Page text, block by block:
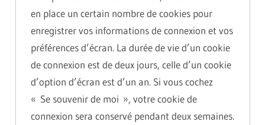
en place un certain nombre de cookies pour
enregistrer vos informations de connexion et vos
préférences d’écran. La durée de vie d’un cookie
de connexion est de deux jours, celle d’un cookie
d’option d’écran est d’un an. Si vous cochez
« Se souvenir de moi », votre cookie de
connexion sera conservé pendant deux semaines.